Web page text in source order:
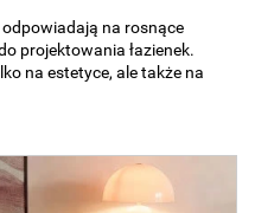
na rosnące
projektowania łazienek.
na estetyce, ale także na